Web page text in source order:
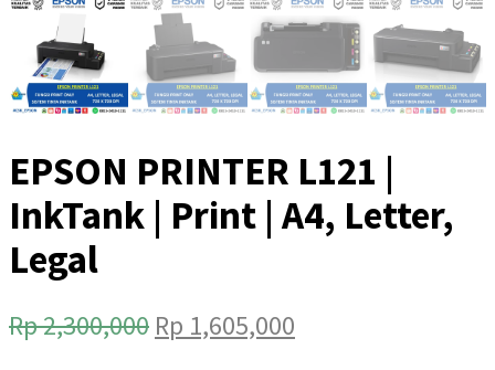
EPSON PRINTER L121 |
InkTank | Print | A4, Letter,
Legal
Rp2,300,000 Harga
Rp 1,605,000